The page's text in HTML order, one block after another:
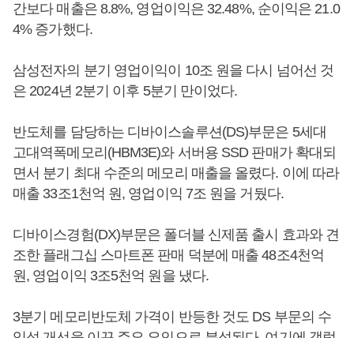
간보다 매출은 8.8%, 영업이익은 32.48%, 순이익은 21.0
4% 증가했다.
삼성전자의 분기 영업이익이 10조 원을 다시 넘어선 것
은 2024년 2분기 이후 5분기 만이었다.
반도체를 담당하는 디바이스솔루션(DS)부문은 5세대
고대역폭메모리(HBM3E)와 서버용 SSD 판매가 확대되
면서 분기 최대 수준의 메모리 매출을 올렸다. 이에 따라
매출 33조1천억 원, 영업이익 7조 원을 거뒀다.
디바이스경험(DX)부문은 폴더블 신제품 출시 효과와 견
조한 플래그십 스마트폰 판매 덕분에 매출 48조4천억
원, 영업이익 3조5천억 원을 냈다.
3분기 메모리반도체 가격이 반등한 것도 DS 부문의 수